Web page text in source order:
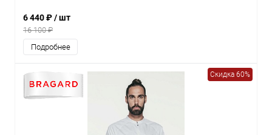
6 440 ₽/ шт
16 100 ₽
Подробнее
Скидка 60%